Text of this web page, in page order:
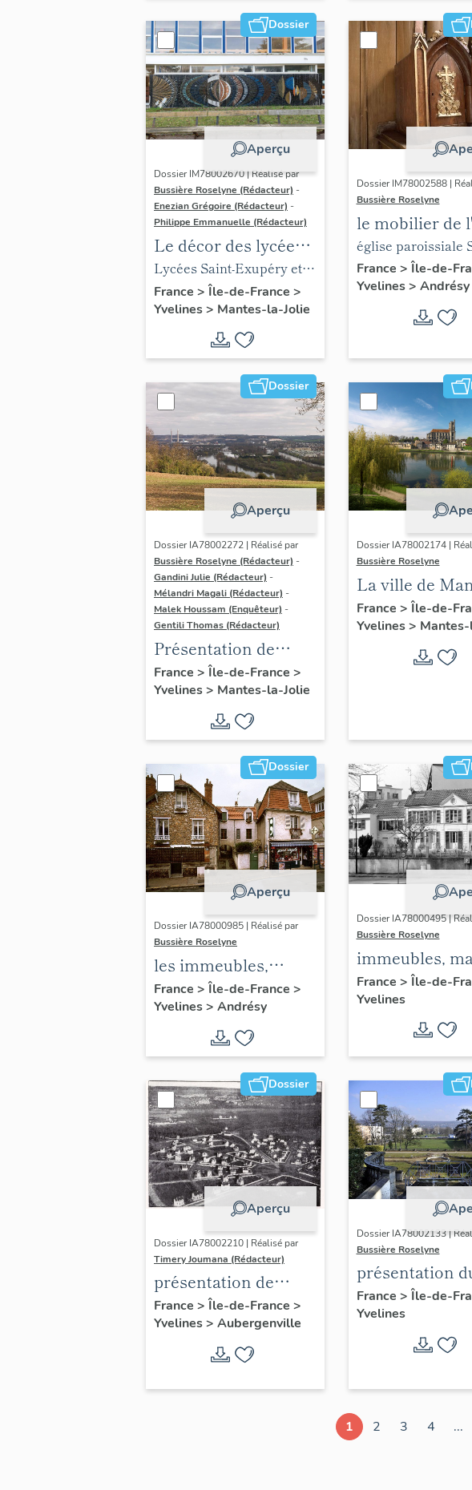
Dossier
Aperçu
Dossier IM78002670 | Réalisé par
Bussière Roselyne (Rédacteur) -
Enezian Grégoire (Rédacteur) -
Philippe Emmanuelle (Rédacteur)
Le décor des lycées
de Mantes
Lycées Saint-Exupéry et
Jean Rostand
France > Île-de-France >
Yvelines> Mantes-la-Jolie
Dossier IM78002588 |
Bussière Roselyne
le mobilier de
Saint-
Paris (liste
supplémentaire)
église paroissiale
Germain
France > Île-de-
Yvelines> Andrésy
Dossier
Aperçu
Dossier IA78002272 | Réalisé par
Bussière Roselyne (Rédacteur) -
Gandini Julie (Rédacteur) -
Mélandri Magali (Rédacteur) -
Malek Houssam (Enquêteur) -
Gentili Thomas (Rédacteur)
Présentation de
l'étude
France > Île-de-France >
Yvelines> Mantes-la-Jolie
Dossier IA78002174 |
Bussière Roselyne
La ville de
Jolie
France > Île-de-
Yvelines>
Dossier
Aperçu
Dossier IA78000985 | Réalisé par
Bussière Roselyne
les immeubles,
maisons et fermes
du canton d'Andrésy
France > Île-de-France >
Yvelines> Andrésy
Dossier IA78000495 |
Bussière Roselyne
immeubles,
fermes
France > Île-de-
Yvelines
Dossier
Aperçu
Dossier IA78002210 | Réalisé par
Timery Joumana (Rédacteur)
présentation de
l'étude
d'Elisabethville
France > Île-de-France >
Yvelines> Aubergenville
Dossier IA78002133 |
Bussière Roselyne
présentation
diagnostic
patrimonial,
et paysager de
France > Île-de-
Yvelines
1 2 3 4 ...